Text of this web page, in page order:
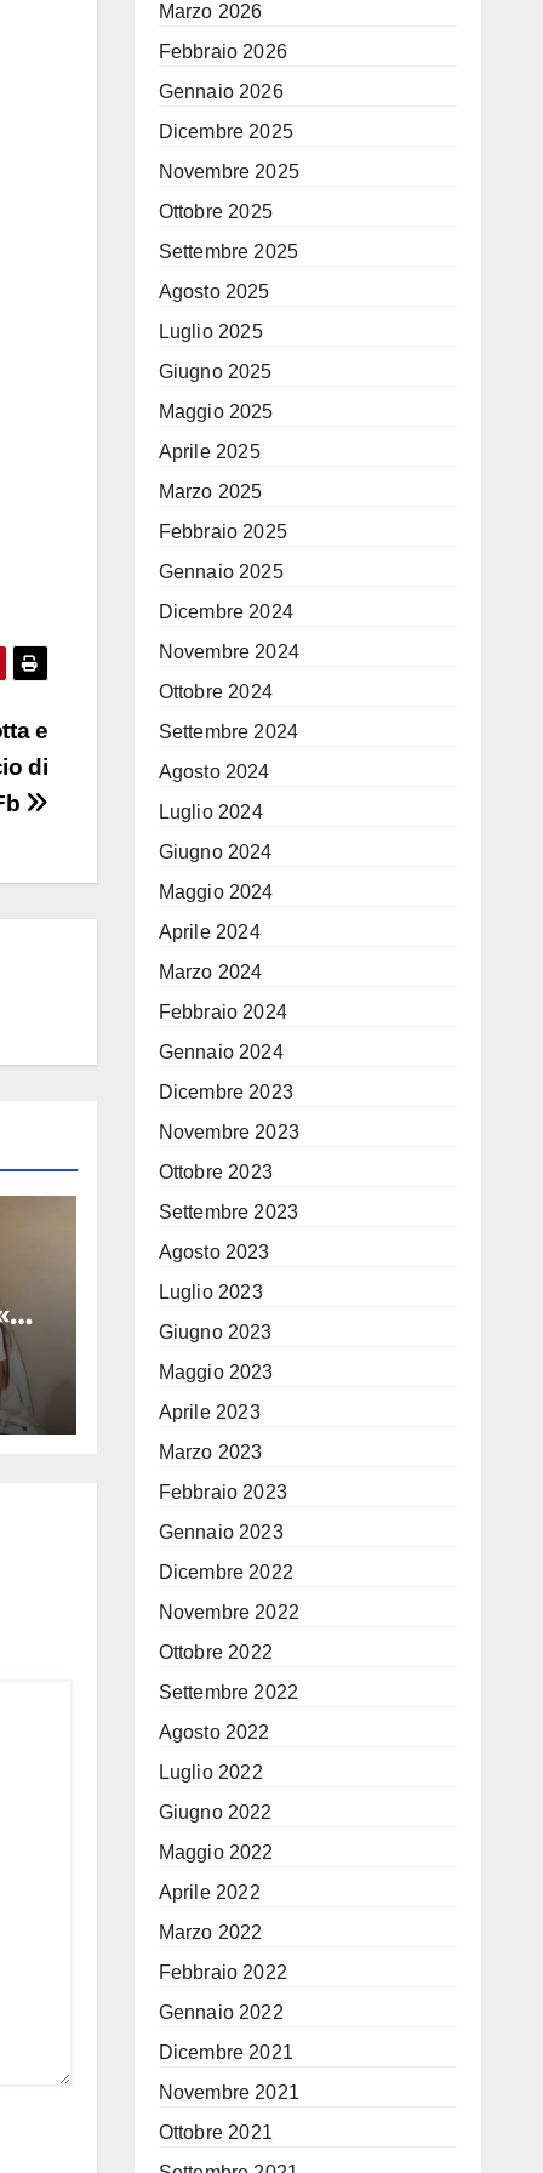
e
di
di
Marzo 2026
Febbraio 2026
Gennaio 2026
Dicembre 2025
Novembre 2025
Ottobre 2025
Settembre 2025
Agosto 2025
Luglio 2025
Giugno 2025
Maggio 2025
Aprile 2025
Marzo 2025
Febbraio 2025
Gennaio 2025
Dicembre 2024
Novembre 2024
Ottobre 2024
Settembre 2024
Agosto 2024
Luglio 2024
Giugno 2024
Maggio 2024
Aprile 2024
Marzo 2024
Febbraio 2024
Gennaio 2024
Dicembre 2023
Novembre 2023
Ottobre 2023
Settembre 2023
Agosto 2023
Luglio 2023
Giugno 2023
Maggio 2023
Aprile 2023
Marzo 2023
Febbraio 2023
Gennaio 2023
Dicembre 2022
Novembre 2022
Ottobre 2022
Settembre 2022
Agosto 2022
Luglio 2022
Giugno 2022
Maggio 2022
Aprile 2022
Marzo 2022
Febbraio 2022
Gennaio 2022
Dicembre 2021
Novembre 2021
Ottobre 2021